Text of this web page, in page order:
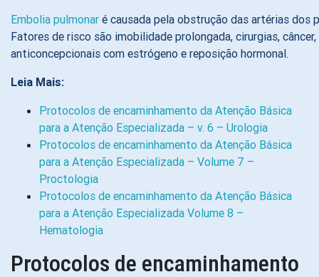
Embolia pulmonar é causada pela obstrução das artérias dos
Fatores de risco são imobilidade prolongada, cirurgias,
anticoncepcionais com estrógeno e reposição hormonal.
Leia Mais:
Protocolos de encaminhamento da Atenção Básica
para a Atenção Especializada – v. 6 – Urologia
Protocolos de encaminhamento da Atenção Básica
para a Atenção Especializada – Volume 7 –
Proctologia
Protocolos de encaminhamento da Atenção Básica
para a Atenção Especializada Volume 8 –
Hematologia
Protocolos de encaminhamento